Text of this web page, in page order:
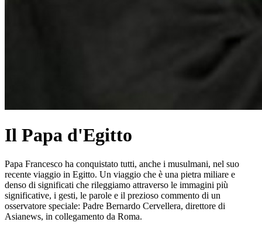
Il Papa d'Egitto
Papa Francesco ha conquistato tutti, anche i musulmani, nel suo
recente viaggio in Egitto. Un viaggio che è una pietra miliare e
denso di significati che rileggiamo attraverso le immagini più
significative, i gesti, le parole e il prezioso commento di un
osservatore speciale: Padre Bernardo Cervellera, direttore di
Asianews, in collegamento da Roma.